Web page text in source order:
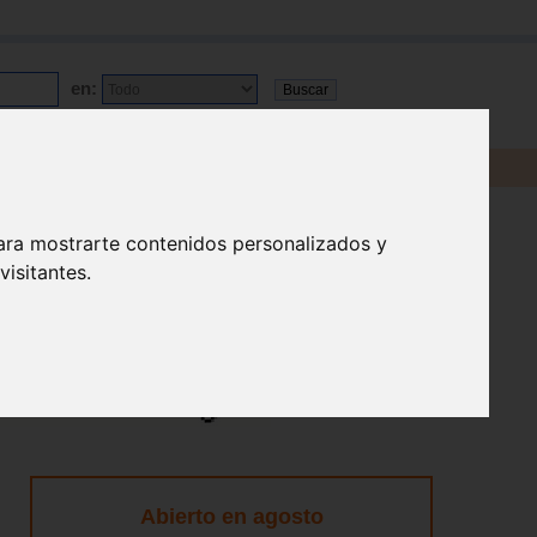
mostrarte contenidos personalizados y
en:
Abierto en agosto